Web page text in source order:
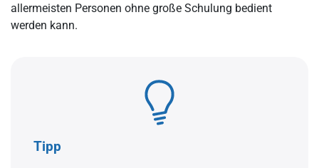
allermeisten Personen ohne große Schulung bedient
werden kann.
Tipp